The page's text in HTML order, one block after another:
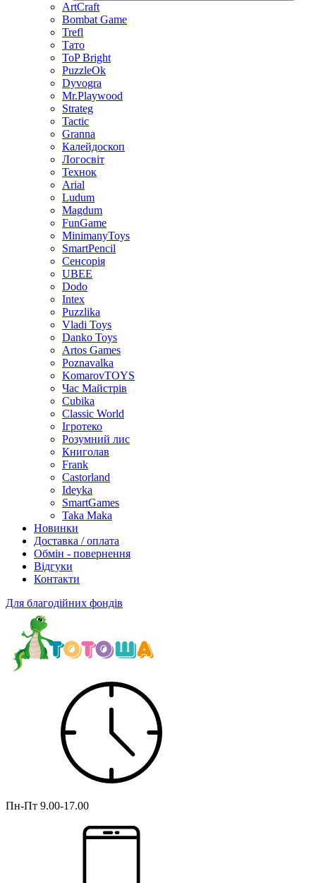
ArtCraft
Bombat Game
Trefl
Тато
ToP Bright
PuzzleOk
Dyvogra
Mr.Playwood
Strateg
Tactic
Granna
Калейдоскоп
Логосвіт
Технок
Arial
Ludum
Magdum
FunGame
MinimanyToys
SmartPencil
Сенсорія
UBEE
Dodo
Intex
Puzzlika
Vladi Toys
Danko Toys
Artos Games
Poznavalka
KomarovTOYS
Час Майстрів
Cubika
Classic World
Ігротеко
Розумний лис
Книголав
Frank
Castorland
Ideyka
SmartGames
Taka Maka
Новинки
Доставка / оплата
Обмін - повернення
Відгуки
Контакти
Для благодійних фондів
Пн-Пт 9.00-17.00